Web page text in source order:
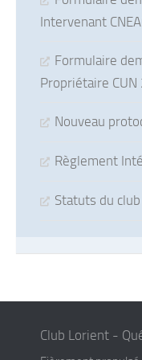
Intervenant
Formulaire
Propriétaire
Nouveau
Règlement
Statuts du club
Club Lorient -